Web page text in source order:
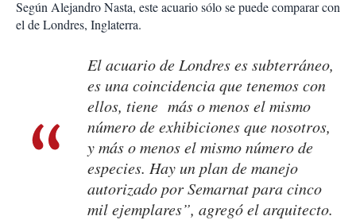
Según Alejandro Nasta, este acuario sólo se puede comparar con
el de Londres, Inglaterra.
El acuario de Londres es subterráneo,
es una coincidencia que tenemos con
ellos, tiene más o menos el mismo
número de exhibiciones que nosotros,
y más o menos el mismo número de
especies. Hay un plan de manejo
autorizado por Semarnat para cinco
mil ejemplares”, agregó el arquitecto.